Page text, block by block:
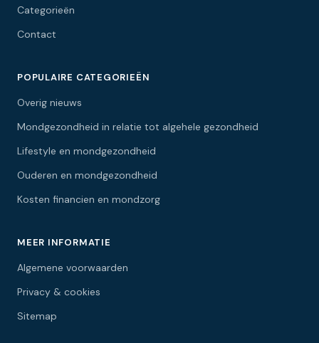
Categorieën
Contact
POPULAIRE CATEGORIEËN
Overig nieuws
Mondgezondheid in relatie tot algehele gezondheid
Lifestyle en mondgezondheid
Ouderen en mondgezondheid
Kosten financien en mondzorg
MEER INFORMATIE
Algemene voorwaarden
Privacy & cookies
Sitemap